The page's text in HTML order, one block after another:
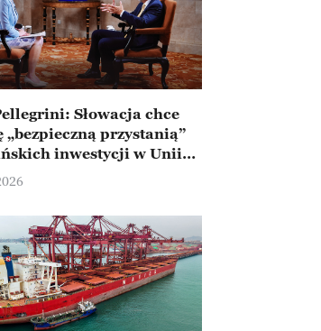
Słowacja chce
„bezpieczną przystanią”
inwestycji w Unii